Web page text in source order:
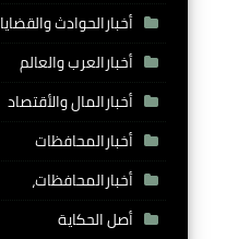
أخبارالحوادث والقضايا
أخبارالعرب والعالم
أخبارالمال والأقتصاد
أخبارالمحافظات
أخبارالمحافظات،
أصل الحكاية